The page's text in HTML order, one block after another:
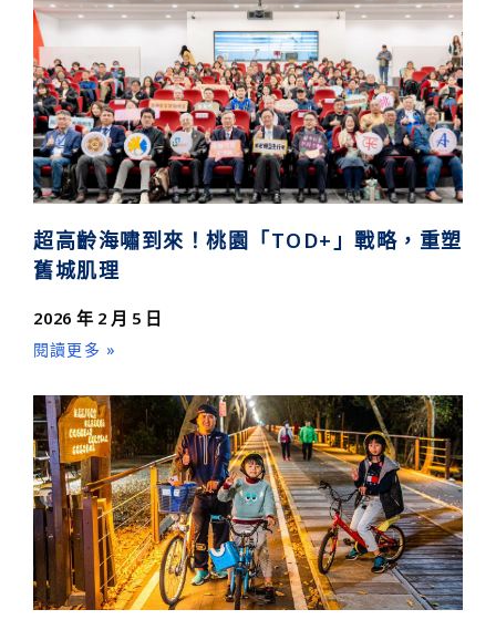
超高齡海嘯到來！桃園「TOD+」戰略，重塑
舊城肌理
2026 年 2 月 5 日
閱讀更多 »